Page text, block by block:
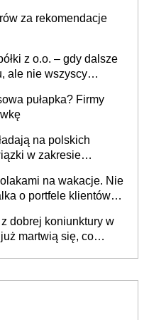
za rekomendacje
z o.o. – gdy dalsze
ale nie wszyscy
pułapka? Firmy
na polskich
w zakresie
na wakacje. Nie
o portfele klientów
dobrej koniunktury w
martwią się, co